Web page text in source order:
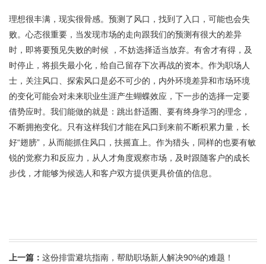
理想很丰满，现实很骨感。预测了风口，找到了入口，可能也会失
败。心态很重要，当发现市场的走向跟我们的预测有很大的差异
时，即将要预见失败的时候 ，不妨选择适当放弃。有舍才有得，及
时停止，将损失最小化，给自己留存下次再战的资本。作为职场人
士，关注风口、探索风口是必不可少的，内外环境差异和市场环境
的变化可能会对未来职业生涯产生蝴蝶效应，下一步的选择一定要
借势应时。我们能做的就是：跳出舒适圈、要有终身学习的理念，
不断拥抱变化。只有这样我们才能在风口到来前不断积累力量，长
好“翅膀”，从而能抓住风口，扶摇直上。作为猎头，同样的也要有敏
锐的觉察力和反应力，从人才角度观察市场，及时跟随客户的成长
步伐，才能够为候选人和客户双方提供更具价值的信息。
上一篇： 这份排雷避坑指南，帮助职场新人解决90%的难题！